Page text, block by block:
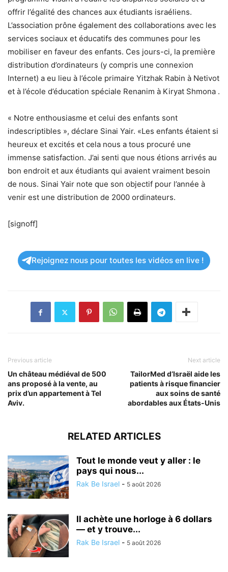
offrir l’égalité des chances aux étudiants israéliens.
L’association prône également des collaborations avec les
services sociaux et éducatifs des communes pour les
mobiliser en faveur des enfants. Ces jours-ci, la première
distribution d’ordinateurs (y compris une connexion
Internet) a eu lieu à l’école primaire Yitzhak Rabin à Netivot
et à l’école d’éducation spéciale Renanim à Kiryat Shmona .
« Notre enthousiasme et celui des enfants sont
indescriptibles », déclare Sinai Yair. «Les enfants étaient si
heureux et excités et cela nous a tous procuré une
immense satisfaction. J’ai senti que nous étions arrivés au
bon endroit et aux étudiants qui avaient vraiment besoin
de nous. Sinai Yair note que son objectif pour l’année à
venir est une distribution de 2000 ordinateurs.
[signoff]
Rejoignez nous pour toutes les vidéos en live !
Previous article
Un château médiéval de 500
ans proposé à la vente, au
prix d’un appartement à Tel
Aviv.
Next article
TailorMed d’Israël aide les
patients à risque financier
aux soins de santé
abordables aux États-Unis
RELATED ARTICLES
Tout le monde veut y aller : le
pays qui nous...
Rak Be Israel - 5 août 2026
Il achète une horloge à 6 dollars
— et y trouve...
Rak Be Israel - 5 août 2026